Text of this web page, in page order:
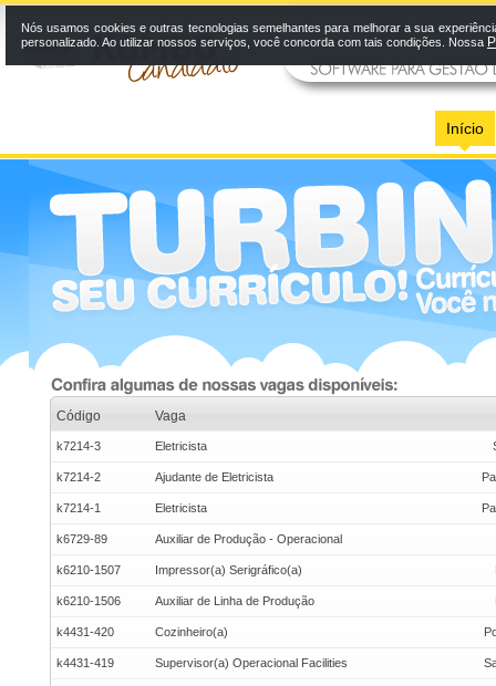
Início
Código Vaga
k7214-3 Eletricista
k7214-2 Ajudante de Eletricista
k7214-1 Eletricista
k6729-89 Auxiliar de Produção - Operacional
k6210-1507 Impressor(a) Serigráfico(a)
k6210-1506 Auxiliar de Linha de Produção
k4431-420 Cozinheiro(a)
k4431-419 Supervisor(a) Operacional Facilities
Nós usamos cookies e outras tecnologias semelhantes para melhorar a sua
personalizado. Ao utilizar nossos serviços, você concorda com tais condições. Nossa